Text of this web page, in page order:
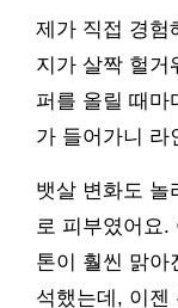
제가 직접 경험
지가 살짝 헐거
퍼를 올릴 때마
가 들어가니 라
뱃살 변화도 놀
로 피부였어요
톤이 훨씬 맑아
석했는데, 이젠